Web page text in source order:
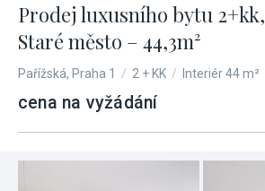
Prodej luxusního bytu
Staré město – 44,3m²
Pařížská, Praha 1 / 2 + KK / Interiér 44 m²
cena na vyžádání